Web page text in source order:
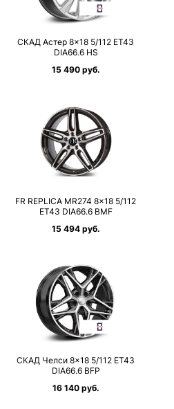
СКАД Астер 8×18 5/112 ET43
DIA66.6 HS
15 490 руб.
FR REPLICA MR274 8×18 5/112
ET43 DIA66.6 BMF
15 494 руб.
СКАД Челси 8×18 5/112 ET43
DIA66.6 BFP
16 140 руб.